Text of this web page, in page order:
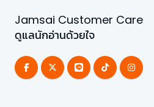
Jamsai Customer Care
ดูแลนักอ่านด้วยใจ